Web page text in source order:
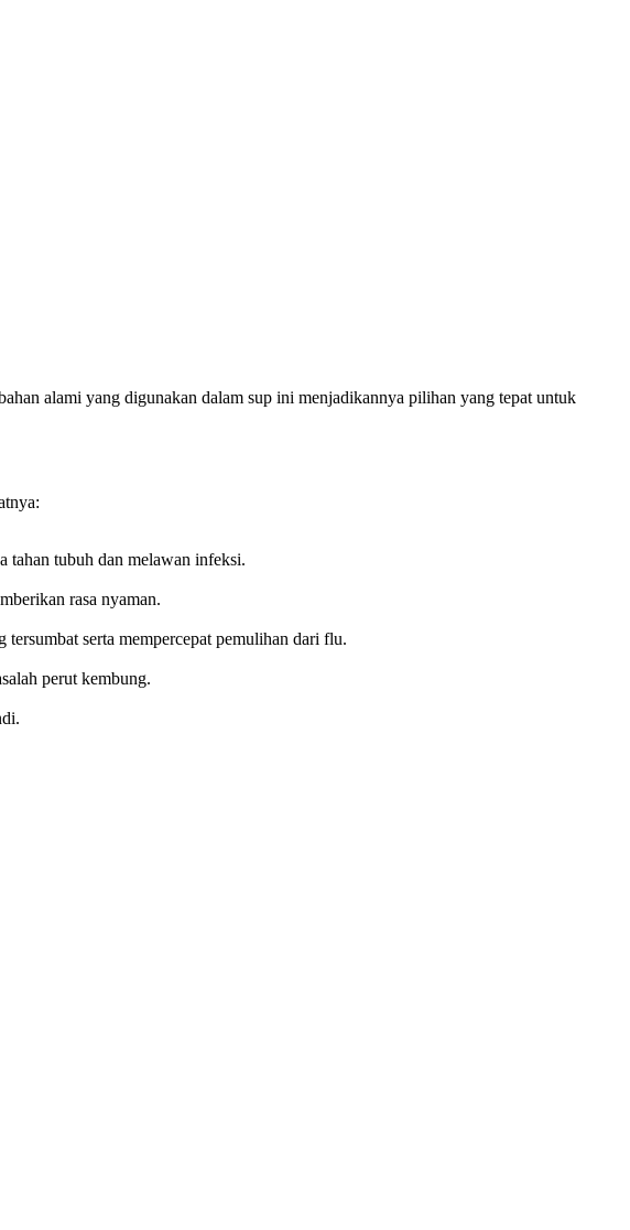
alami yang digunakan dalam sup ini menjadikannya pilihan yang tepat untuk
tahan tubuh dan melawan infeksi.
rasa nyaman.
serta mempercepat pemulihan dari flu.
perut kembung.